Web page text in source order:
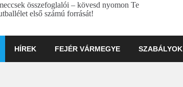
összefoglalói – kövesd nyomon Te
első számú forrását!
HÍREK FEJÉR VÁRMEGYE SZABÁLYOK